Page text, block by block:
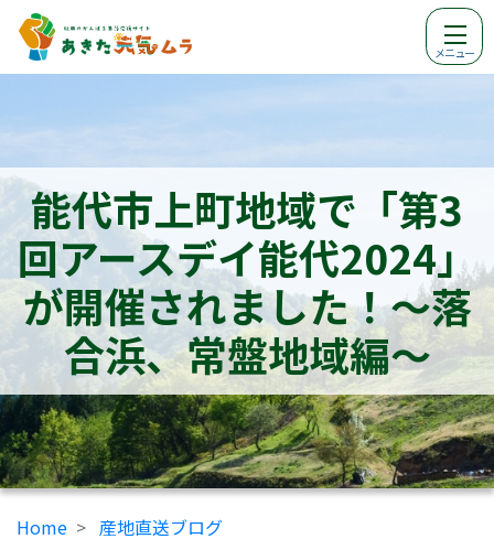
メニュー
能代市上町地域で「第3
回アースデイ能代2024」
が開催されました！～落
合浜、常盤地域編～
Home
産地直送ブログ